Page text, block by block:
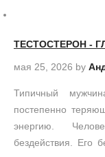
ТЕСТОСТЕРОН -
мая 25, 2026 by
Типичный
постепенно
энергию.
бездействия. Его